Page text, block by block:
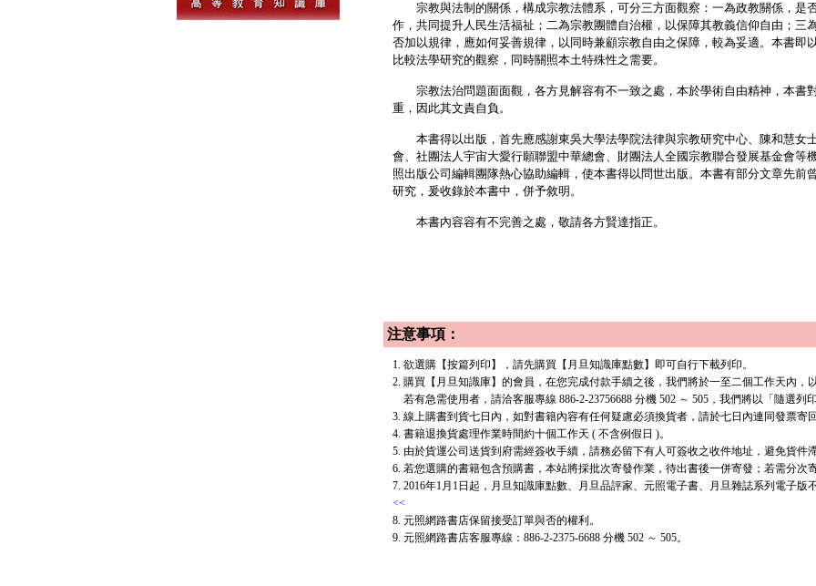
宗教與法制的關係，構成宗教法體系，可分三方面觀察：一為政教關係，是
作，共同提升人民生活福祉；二為宗教團體自治權，以保障其教義信仰自由；三
否加以規律，應如何妥善規律，以同時兼顧宗教自由之保障，較為妥適。本書即
比較法學研究的觀察，同時關照本土特殊性之需要。
宗教法治問題面面觀，各方見解容有不一致之處，本於學術自由精神，本書
重，因此其文責自負。
本書得以出版，首先應感謝東吳大學法學院法律與宗教研究中心、陳和慧女
會、社團法人宇宙大愛行願聯盟中華總會、財團法人全國宗教聯合發展基金會等
照出版公司編輯團隊熱心協助編輯，使本書得以問世出版。本書有部分文章先前
研究，爰收錄於本書中，併予敘明。
本書內容容有不完善之處，敬請各方賢達指正。
注意事項：
1. 欲選購【按篇列印】，請先購買【月旦知識庫點數】即可自行下載列印。
2. 購買【月旦知識庫】的會員，在您完成付款手續之後，我們將於一至二個工作天內，
若有急需使用者，請洽客服專線 886-2-23756688 分機 502 ～ 505，我們將以「隨選列
3. 線上購書到貨七日內，如對書籍內容有任何疑慮必須換貨者，請於七日內連同發票寄
4. 書籍退換貨處理作業時間約十個工作天 ( 不含例假日 )。
5. 由於貨運公司送貨到府需經簽收手續，請務必留下有人可簽收之收件地址，避免貨件
6. 若您選購的書籍包含預購書，本站將採批次寄發作業，待出書後一併寄發；若需分次
7. 2016年1月1日起，月旦知識庫點數、月旦品評家、元照電子書、月旦雜誌系列電子版
<<
8. 元照網路書店保留接受訂單與否的權利。
9. 元照網路書店客服專線：886-2-2375-6688 分機 502 ～ 505。